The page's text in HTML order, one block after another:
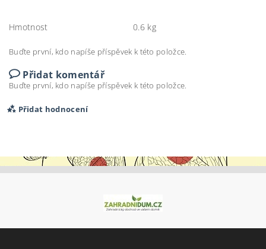
Hmotnost 0.6 kg
Buďte první, kdo napíše příspěvek k této položce.
Přidat komentář
Buďte první, kdo napíše příspěvek k této položce.
Přidat hodnocení